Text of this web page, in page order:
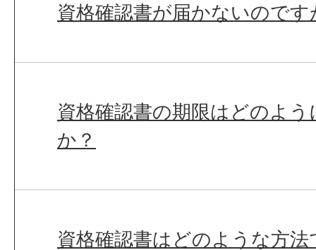
資格確認書が届かないのです
資格確認書の期限はどのよ
か？
資格確認書はどのような方